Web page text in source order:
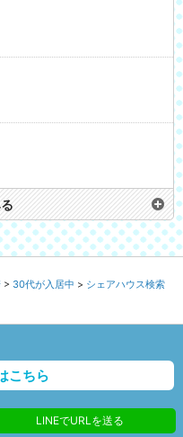
30代が入居中
シェアハウス検索
こちら
LINEでURLを送る